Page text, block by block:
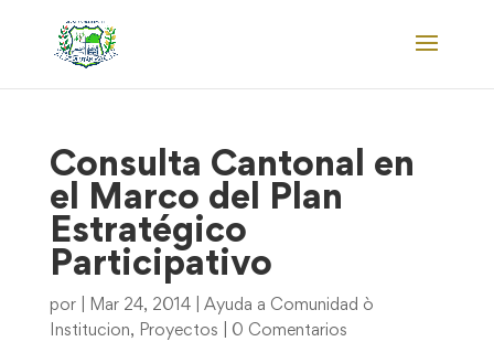
Consulta Cantonal en
el Marco del Plan
Estratégico
Participativo
por Mar 24, 2014| Ayuda a Comunidad ò
Institucion, Proyectos 0 Comentarios